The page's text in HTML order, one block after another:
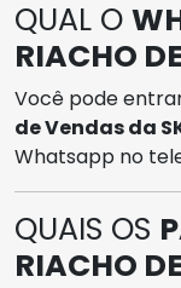
QUAL O
RIACHO
Você pode
de Vendas da
Whatsapp no
QUAIS OS
RIACHO